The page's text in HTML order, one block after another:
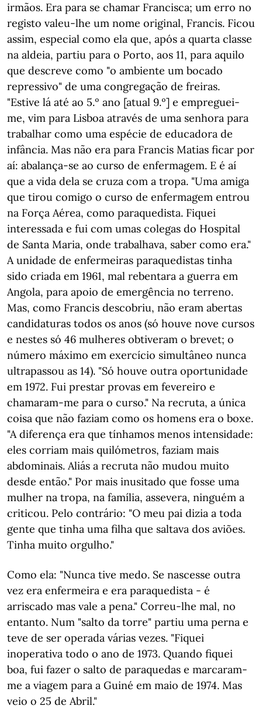
irmãos. Era para se chamar Francisca; um erro no
registo valeu-lhe um nome original, Francis. Ficou
assim, especial como ela que, após a quarta classe
na aldeia, partiu para o Porto, aos 11, para aquilo
que descreve como "o ambiente um bocado
repressivo" de uma congregação de freiras.
"Estive lá até ao 5.º ano [atual 9.º] e empreguei-
me, vim para Lisboa através de uma senhora para
trabalhar como uma espécie de educadora de
infância. Mas não era para Francis Matias ficar por
aí: abalança-se ao curso de enfermagem. E é aí
que a vida dela se cruza com a tropa. "Uma amiga
que tirou comigo o curso de enfermagem entrou
na Força Aérea, como paraquedista. Fiquei
interessada e fui com umas colegas do Hospital
de Santa Maria, onde trabalhava, saber como era."
A unidade de enfermeiras paraquedistas tinha
sido criada em 1961, mal rebentara a guerra em
Angola, para apoio de emergência no terreno.
Mas, como Francis descobriu, não eram abertas
candidaturas todos os anos (só houve nove cursos
e nestes só 46 mulheres obtiveram o brevet; o
número máximo em exercício simultâneo nunca
ultrapassou as 14). "Só houve outra oportunidade
em 1972. Fui prestar provas em fevereiro e
chamaram-me para o curso." Na recruta, a única
coisa que não faziam como os homens era o boxe.
"A diferença era que tínhamos menos intensidade:
eles corriam mais quilómetros, faziam mais
abdominais. Aliás a recruta não mudou muito
desde então." Por mais inusitado que fosse uma
mulher na tropa, na família, assevera, ninguém a
criticou. Pelo contrário: "O meu pai dizia a toda
gente que tinha uma filha que saltava dos aviões.
Tinha muito orgulho."
Como ela: "Nunca tive medo. Se nascesse outra
vez era enfermeira e era paraquedista - é
arriscado mas vale a pena." Correu-lhe mal, no
entanto. Num "salto da torre" partiu uma perna e
teve de ser operada várias vezes. "Fiquei
inoperativa todo o ano de 1973. Quando fiquei
boa, fui fazer o salto de paraquedas e marcaram-
me a viagem para a Guiné em maio de 1974. Mas
veio o 25 de Abril."